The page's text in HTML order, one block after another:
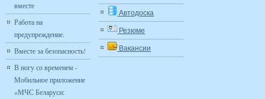
вместе
Работа на
предупреждение.
Вместе за безопасность!
В ногу со временем -
Мобильное приложение
«МЧС Беларуси:
Автодоска
Резюме
Вакансии